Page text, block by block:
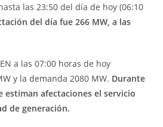
las 23:50 del día de hoy (06:10
del día fue 266 MW, a las
a las 07:00 horas de hoy
y la demanda 2080 MW. Durante
afectaciones el servicio
de generación.